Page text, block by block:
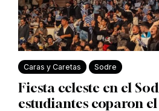
Caras y Caretas Sodre
Fiesta celeste en el
estudiantes coparon